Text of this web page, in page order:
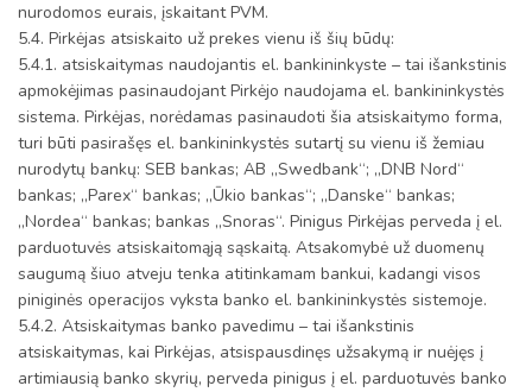
nurodomos eurais, įskaitant PVM.
5.4. Pirkėjas atsiskaito už prekes vienu iš šių būdų:
5.4.1. atsiskaitymas naudojantis el. bankininkyste – tai išankstinis
apmokėjimas pasinaudojant Pirkėjo naudojama el. bankininkystės
sistema. Pirkėjas, norėdamas pasinaudoti šia atsiskaitymo forma,
turi būti pasirašęs el. bankininkystės sutartį su vienu iš žemiau
nurodytų bankų: SEB bankas; AB „Swedbank“; „DNB Nord“
bankas; „Parex“ bankas; „Ūkio bankas“; „Danske“ bankas;
„Nordea“ bankas; bankas „Snoras“. Pinigus Pirkėjas perveda į el.
parduotuvės atsiskaitomąją sąskaitą. Atsakomybė už duomenų
saugumą šiuo atveju tenka atitinkamam bankui, kadangi visos
piniginės operacijos vyksta banko el. bankininkystės sistemoje.
5.4.2. Atsiskaitymas banko pavedimu – tai išankstinis
atsiskaitymas, kai Pirkėjas, atsispausdinęs užsakymą ir nuėjęs į
artimiausią banko skyrių, perveda pinigus į el. parduotuvės banko